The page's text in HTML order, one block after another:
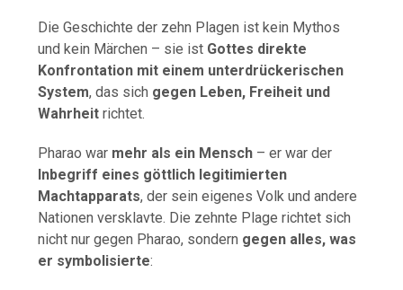
Die Geschichte der zehn Plagen ist kein Mythos
und kein Märchen – sie ist Gottes direkte
Konfrontation mit einem unterdrückerischen
System, das sich gegen Leben, Freiheit und
Wahrheit richtet.
Pharao war mehr als ein Mensch – er war der
Inbegriff eines göttlich legitimierten
Machtapparats, der sein eigenes Volk und andere
Nationen versklavte. Die zehnte Plage richtet sich
nicht nur gegen Pharao, sondern gegen alles, was
er symbolisierte: